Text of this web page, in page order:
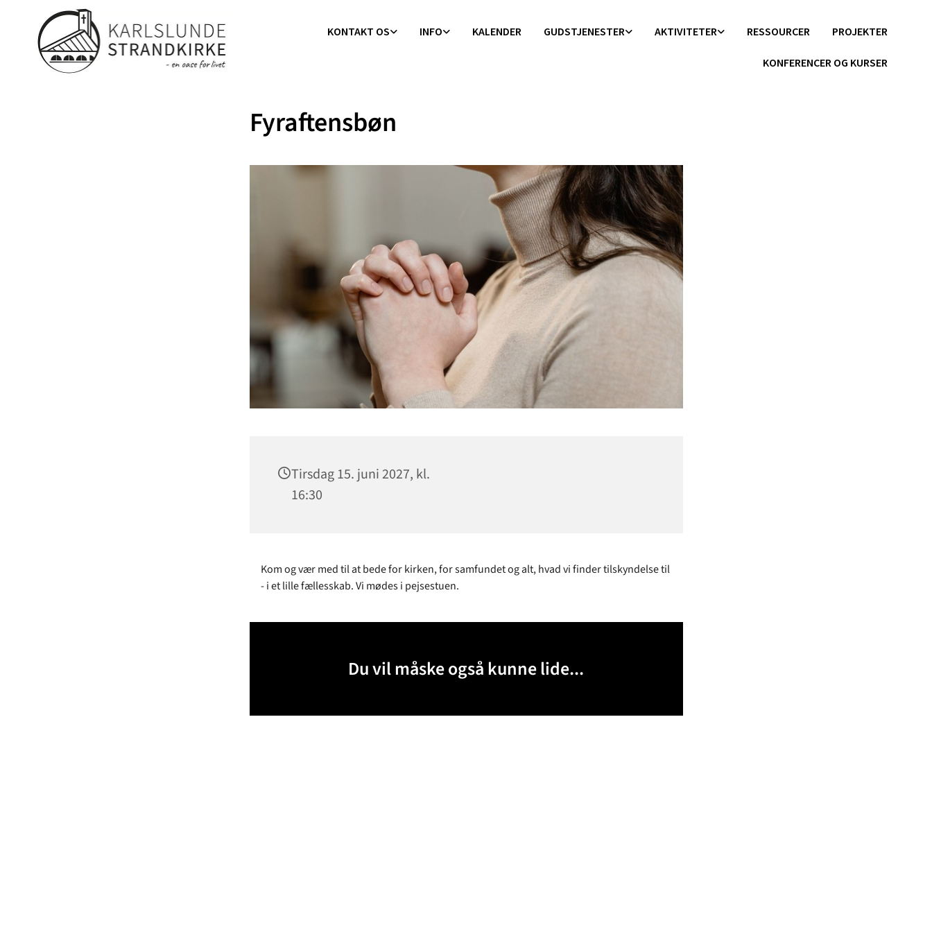
KONTAKT OS INFO KALENDER GUDSTJENESTER AKTIVITETER RESSOURCER PROJEKTER
KONFERENCER OG KURSER
Fyraftensbøn
Tirsdag 15. juni 2027, kl.
16:30
Kom og vær med til at bede for kirken, for samfundet og alt, hvad vi finder tilskyndelse til
- i et lille fællesskab. Vi mødes i pejsestuen.
Du vil måske også kunne lide...